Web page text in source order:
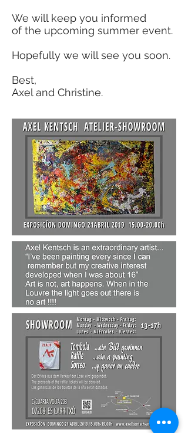
We will keep you informed
of the upcoming summer event.
Hopefully we will see you soon.
Best,
Axel and Christine.